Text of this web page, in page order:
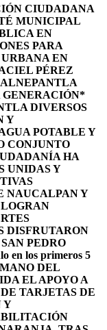
CIUDADANA
MUNICIPAL
EN
PARA
EN
PÉREZ
DIVERSOS
Y
POTABLE Y
CONJUNTO
HA
UNIDAS Y
NAUCALPAN Y
DISFRUTARON
PEDRO
en los primeros 5
DEL
EL APOYO A
TARJETAS DE
Y